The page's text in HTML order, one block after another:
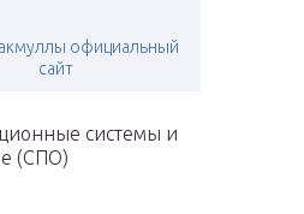
официальный
сайт
системы и
(СПО)